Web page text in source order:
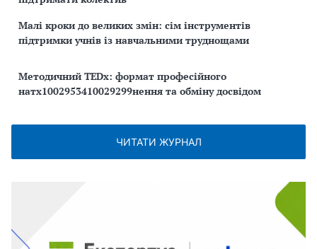
Малі кроки до великих змін: сім інструментів
підтримки учнів із навчальними труднощами
Методичний TEDx: формат професійного
натх1002953410029299нення та обміну досвідом
ЧИТАТИ ЖУРНАЛ